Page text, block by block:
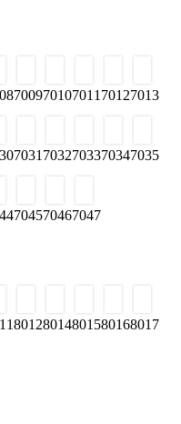
700970107011 70127013
7031 7032703370347035
704570467047
80128014801580168017